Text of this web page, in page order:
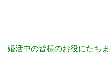
婚活中の皆様のお役にたち